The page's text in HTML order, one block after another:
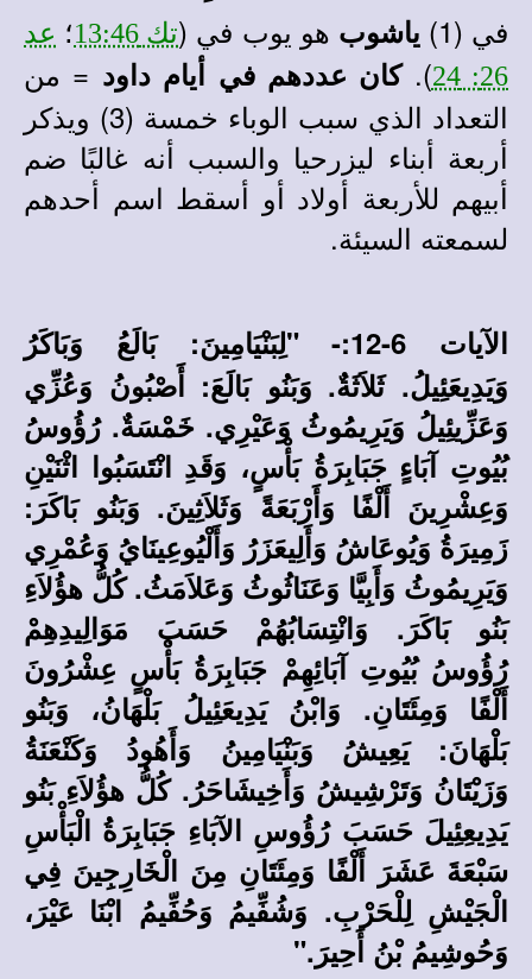
في (1) ياشوب هو يوب في (تك 13:46 ؛ عد
26: 24
).كان عددهم في أيام داود = من
التعداد الذي سبب الوباء خمسة (3) ويذكر
أربعة أبناء ليزرحيا والسبب أنه غالبًا ضم
أبيهم للأربعة أولاد أو أسقط اسم أحدهم
لسمعته السيئة.
الآيات 6-12:-
"لِبَنْيَامِينَ: بَالَعُ وَبَاكَرُ
وَيَدِيعَئِيلُ. ثَلاَثَةٌ. وَبَنُو بَالَعَ: أَصْبُونُ وَعُزِّي
وَعَزِّيئِيلُ وَيَرِيمُوثُ وَعَيْرِي. خَمْسَةٌ. رُؤُوسُ
بُيُوتِ آبَاءٍ جَبَابِرَةُ بَأْسٍ، وَقَدِ انْتَسَبُوا اثْنَيْنِ
وَعِشْرِينَ أَلْفًا وَأَرْبَعَةً وَثَلاَثِينَ. وَبَنُو بَاكَرَ:
زَمِيرَةُ وَيُوعَاشُ وَأَلِيعَزَرُ وَأَلْيُوعِينَايُ وَعُمْرِي
وَيَرِيمُوثُ وَأَبِيَّا وَعَنَاثُوثُ وَعَلاَمَثُ. كُلُّ هؤُلاَءِ
بَنُو بَاكَرَ. وَانْتِسَابُهُمْ حَسَبَ مَوَالِيدِهِمْ
رُؤُوسُ بُيُوتِ آبَائِهِمْ جَبَابِرَةُ بَأْسٍ عِشْرُونَ
أَلْفًا وَمِئَتَانِ. وَابْنُ يَدِيعَئِيلُ بَلْهَانُ، وَبَنُو
بَلْهَانَ: يَعِيشُ وَبَنْيَامِينُ وَأَهُودُ وَكَنْعَنَةُ
وَزَيْتَانُ وَتَرْشِيشُ وَأَخِيشَاحَرُ. كُلُّ هؤُلاَءِ بَنُو
يَدِيعِئِيلَ حَسَبَ رُؤُوسِ الآبَاءِ جَبَابِرَةُ الْبَأْسِ
سَبْعَةَ عَشَرَ أَلْفًا وَمِئَتَانِ مِنَ الْخَارِجِينَ فِي
الْجَيْشِ لِلْحَرْبِ. وَشُفِّيمُ وَحُفِّيمُ ابْنَا عَيْرَ،
وَحُوشِيمُ بْنُ أَحِيرَ."